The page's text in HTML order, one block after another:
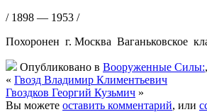
/ 1898 — 1953 /
Похоронен г. Москва Ваганьковское
Опубликовано в Вооруженные Силы:,
« Гвозд Владимир Климентьевич
Гвоздков Георгий Кузьмич »
Вы можете оставить комментарий, или